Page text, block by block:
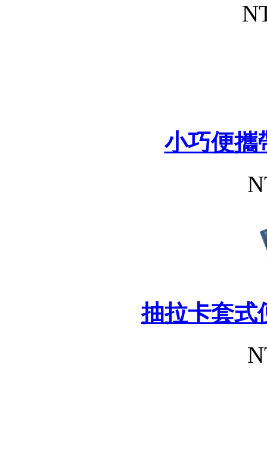
小巧便攜
抽拉卡套式